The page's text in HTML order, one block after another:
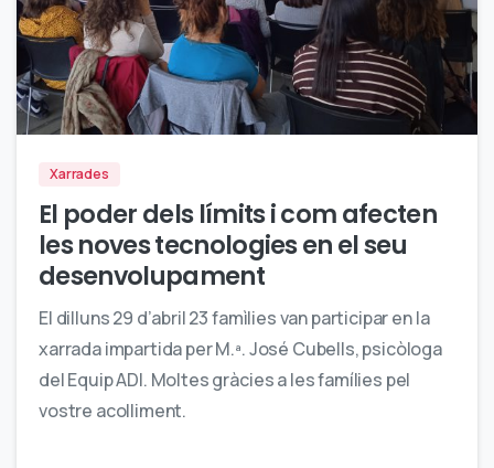
Xarrades
El poder dels límits i com afecten
les noves tecnologies en el seu
desenvolupament
El dilluns 29 d’abril 23 famìlies van participar en la
xarrada impartida per M.ª. José Cubells, psicòloga
del Equip ADI. Moltes gràcies a les famílies pel
vostre acolliment.